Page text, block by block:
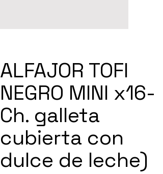
ALFAJOR TOFI
NEGRO MINI x16-
Ch. galleta
cubierta con
dulce de leche)